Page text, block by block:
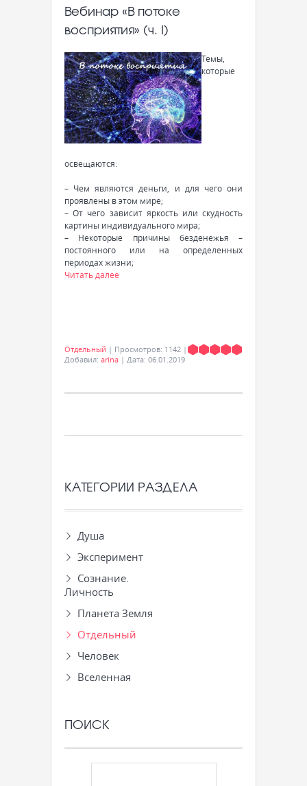
Вебинар «В потоке
восприятия» (ч. I)
Темы,
которые
освещаются:
– Чем являются деньги, и для чего они
проявлены в этом мире;
– От чего зависит яркость или скудность
картины индивидуального мира;
– Некоторые причины безденежья –
постоянного или на определенных
периодах жизни;
Читать далее
Отдельный | Просмотров: 1142 |
Добавил: arina | Дата: 06.01.2019
КАТЕГОРИИ РАЗДЕЛА
Душа
Эксперимент
Сознание.
Личность
Планета Земля
Отдельный
Человек
Вселенная
ПОИСК